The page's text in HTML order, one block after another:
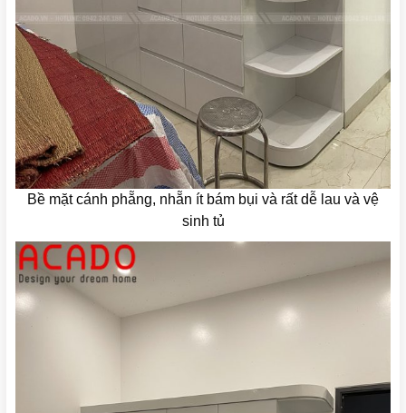
Bề mặt cánh phẵng, nhẵn ít bám bụi và rất dễ lau và vệ
sinh tủ